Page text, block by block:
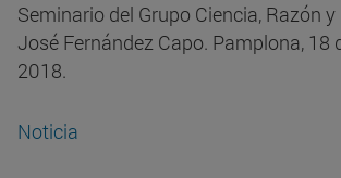
Seminario del Grupo Ciencia, Razón y
José Fernández Capo. Pamplona, 18
2018.
Noticia